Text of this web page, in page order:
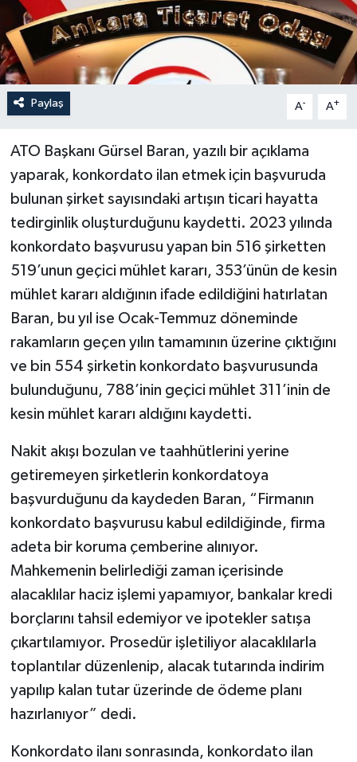
Paylaş A- A+
ATO Başkanı Gürsel Baran, yazılı bir açıklama
yaparak, konkordato ilan etmek için başvuruda
bulunan şirket sayısındaki artışın ticari hayatta
tedirginlik oluşturduğunu kaydetti. 2023 yılında
konkordato başvurusu yapan bin 516 şirketten
519’unun geçici mühlet kararı, 353’ünün de kesin
mühlet kararı aldığının ifade edildiğini hatırlatan
Baran, bu yıl ise Ocak-Temmuz döneminde
rakamların geçen yılın tamamının üzerine çıktığını
ve bin 554 şirketin konkordato başvurusunda
bulunduğunu, 788’inin geçici mühlet 311’inin de
kesin mühlet kararı aldığını kaydetti.
Nakit akışı bozulan ve taahhütlerini yerine
getiremeyen şirketlerin konkordatoya
başvurduğunu da kaydeden Baran, “Firmanın
konkordato başvurusu kabul edildiğinde, firma
adeta bir koruma çemberine alınıyor.
Mahkemenin belirlediği zaman içerisinde
alacaklılar haciz işlemi yapamıyor, bankalar kredi
borçlarını tahsil edemiyor ve ipotekler satışa
çıkartılamıyor. Prosedür işletiliyor alacaklılarla
toplantılar düzenlenip, alacak tutarında indirim
yapılıp kalan tutar üzerinde de ödeme planı
hazırlanıyor” dedi.
Konkordato ilanı sonrasında, konkordato ilan